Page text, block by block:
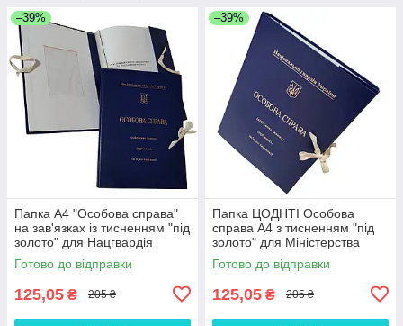
–39%
Папка А4 "Особова справа"
на зав'язках із тисненням "під
золото" для Нацгвардія
України без клапанів 10 мм
Готово до відправки
125,05 ₴ 205 ₴
–39%
Папка ЦОДНТІ Особова
справа А4 з тисненням "під
золото" для Міністерства
оборони України без
клапанів, 10мм
Готово до відправки
125,05 ₴ 205 ₴